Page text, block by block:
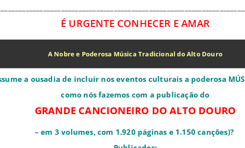
É URGENTE CONHECER E AMAR
A Nobre e Poderosa Música Tradicional do Alto Douro
a ousadia de incluir nos eventos culturais a poderosa
como nós fazemos com a publicação do
GRANDE CANCIONEIRO DO ALTO DOURO
– em 3 volumes, com 1.920 páginas e1.150 canções)?